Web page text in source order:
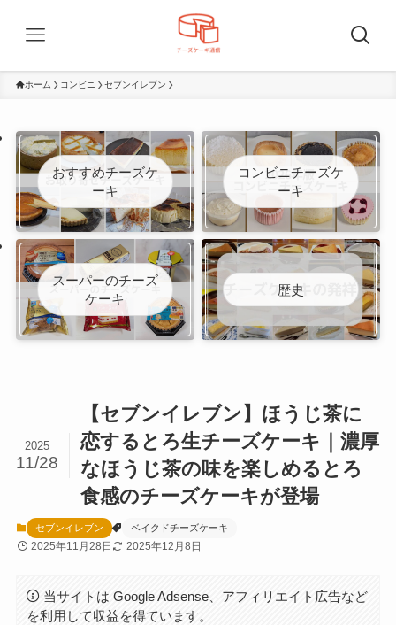
ホーム コンビニ セブンイレブン
おすすめチーズケ
ーキ
コンビニチーズケ
ーキ
スーパーのチーズ
ケーキ
歴史
【セブンイレブン】ほうじ茶に
恋するとろ生チーズケーキ｜濃厚
なほうじ茶の味を楽しめるとろ
食感のチーズケーキが登場
2025
11/28
セブンイレブン ベイクドチーズケーキ
2025年11月28日 2025年12月8日
当サイトは Google Adsense、アフィリエイト広告など
を利用して収益を得ています。